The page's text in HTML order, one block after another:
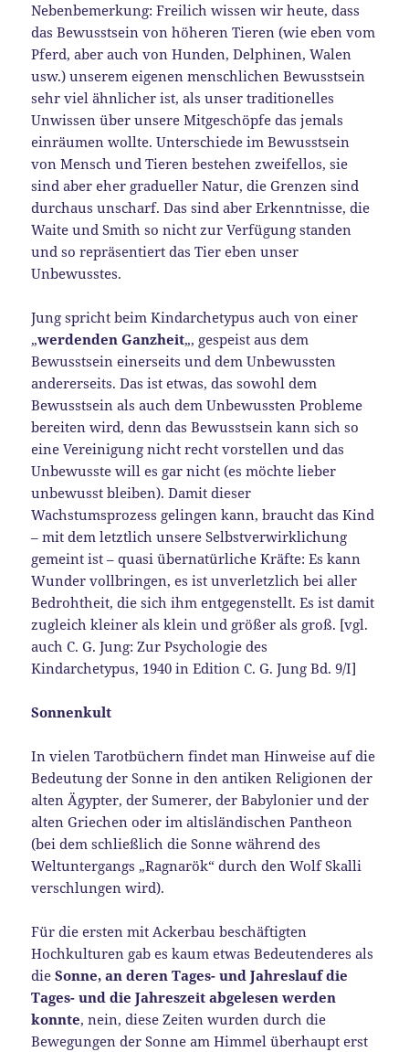
Nebenbemerkung: Freilich wissen wir heute, dass
das Bewusstsein von höheren Tieren (wie eben vom
Pferd, aber auch von Hunden, Delphinen, Walen
usw.) unserem eigenen menschlichen Bewusstsein
sehr viel ähnlicher ist, als unser traditionelles
Unwissen über unsere Mitgeschöpfe das jemals
einräumen wollte. Unterschiede im Bewusstsein
von Mensch und Tieren bestehen zweifellos, sie
sind aber eher gradueller Natur, die Grenzen sind
durchaus unscharf. Das sind aber Erkenntnisse, die
Waite und Smith so nicht zur Verfügung standen
und so repräsentiert das Tier eben unser
Unbewusstes.
Jung spricht beim Kindarchetypus auch von einer
„werdenden Ganzheit„, gespeist aus dem
Bewusstsein einerseits und dem Unbewussten
andererseits. Das ist etwas, das sowohl dem
Bewusstsein als auch dem Unbewussten Probleme
bereiten wird, denn das Bewusstsein kann sich so
eine Vereinigung nicht recht vorstellen und das
Unbewusste will es gar nicht (es möchte lieber
unbewusst bleiben). Damit dieser
Wachstumsprozess gelingen kann, braucht das Kind
– mit dem letztlich unsere Selbstverwirklichung
gemeint ist – quasi übernatürliche Kräfte: Es kann
Wunder vollbringen, es ist unverletzlich bei aller
Bedrohtheit, die sich ihm entgegenstellt. Es ist damit
zugleich kleiner als klein und größer als groß. [vgl.
auch C. G. Jung: Zur Psychologie des
Kindarchetypus, 1940 in Edition C. G. Jung Bd. 9/I]
Sonnenkult
In vielen Tarotbüchern findet man Hinweise auf die
Bedeutung der Sonne in den antiken Religionen der
alten Ägypter, der Sumerer, der Babylonier und der
alten Griechen oder im altisländischen Pantheon
(bei dem schließlich die Sonne während des
Weltuntergangs „Ragnarök“ durch den Wolf Skalli
verschlungen wird).
Für die ersten mit Ackerbau beschäftigten
Hochkulturen gab es kaum etwas Bedeutenderes als
dieSonne, an deren Tages- und Jahreslauf die
Tages- und die Jahreszeit abgelesen werden
konnte, nein, diese Zeiten wurden durch die
Bewegungen der Sonne am Himmel überhaupt erst